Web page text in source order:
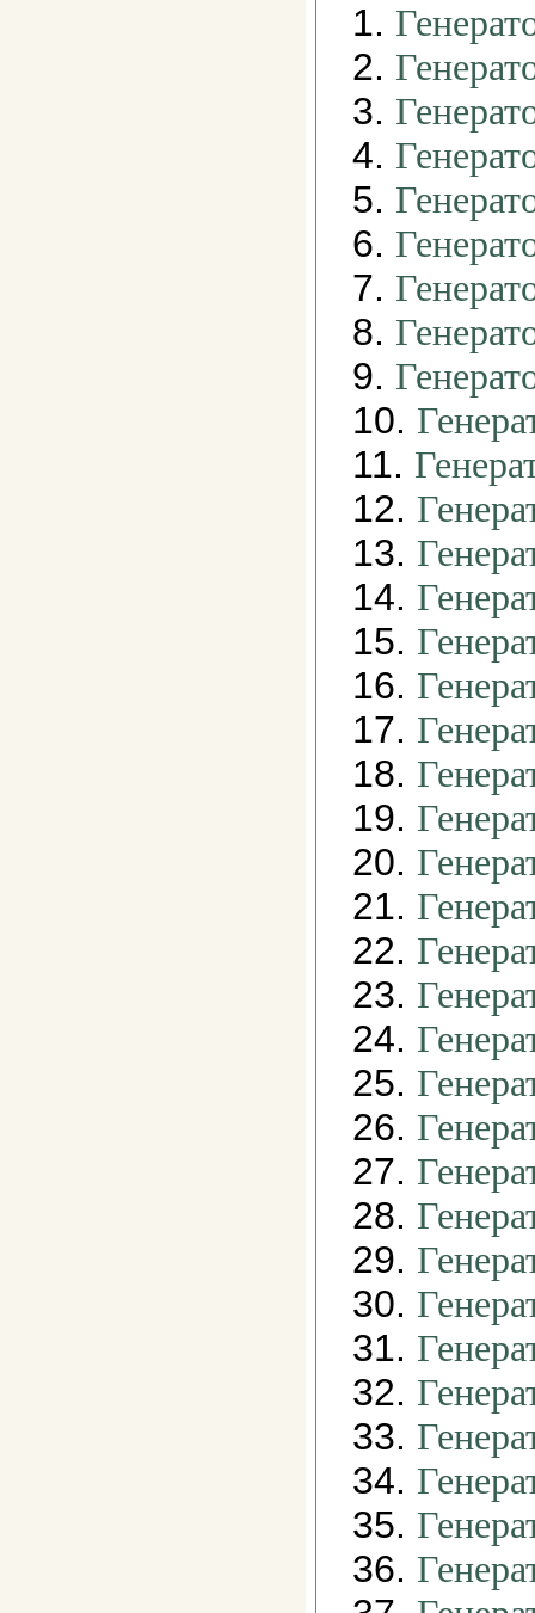
1.
2.
3.
4.
5.
6.
7.
8.
9.
10.
11.
12.
13.
14.
15.
16.
17.
18.
19.
20.
21.
22.
23.
24.
25.
26.
27.
28.
29.
30.
31.
32.
33.
34.
35.
36.